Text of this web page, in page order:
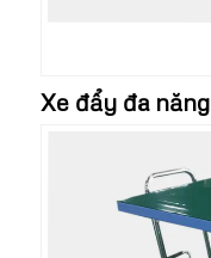
Xe đẩy đa năng